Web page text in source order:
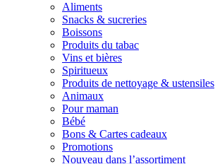
Aliments
Snacks & sucreries
Boissons
Produits du tabac
Vins et bières
Spiritueux
Produits de nettoyage & ustensiles
Animaux
Pour maman
Bébé
Bons & Cartes cadeaux
Promotions
Nouveau dans l’assortiment